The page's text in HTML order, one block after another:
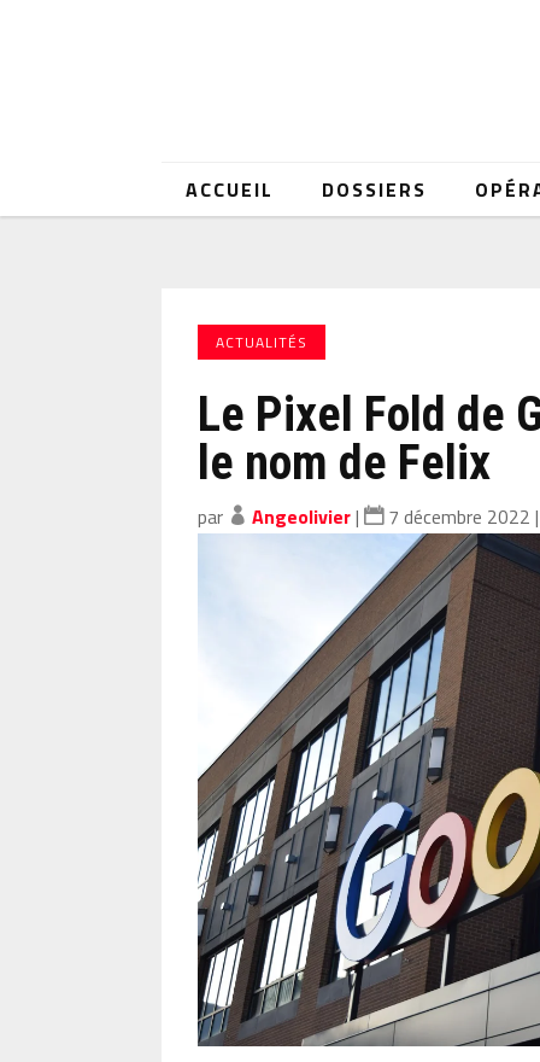
ACCUEIL DOSSIERS
ACTUALITÉS
Le Pixel Fold de
le nom de Felix
par Angeolivier| 7 décembre 2022 |